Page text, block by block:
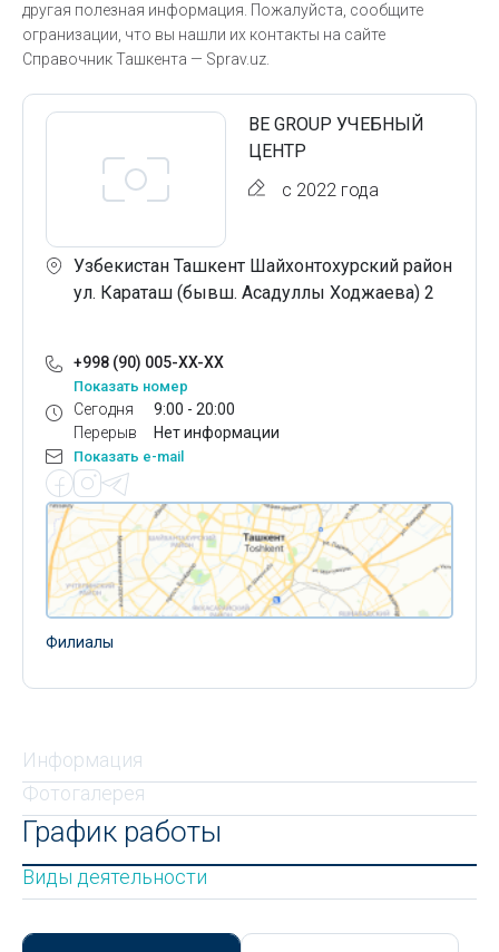
другая полезная информация. Пожалуйста, сообщите
огранизации, что вы нашли их контакты на сайте
Справочник Ташкента — Sprav.uz.
BE GROUP УЧЕБНЫЙ
ЦЕНТР
с 2022 года
Узбекистан Ташкент Шайхонтохурский район
ул. Караташ (бывш. Асадуллы Ходжаева) 2
+998 (90) 005-XX-XX
Показать номер
Сегодня
Перерыв
9:00 - 20:00
Нет информации
Показать e-mail
Филиалы
Информация
Фотогалерея
График работы
Виды деятельности